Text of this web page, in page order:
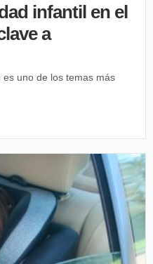
infantil en el
a
uno de los temas más